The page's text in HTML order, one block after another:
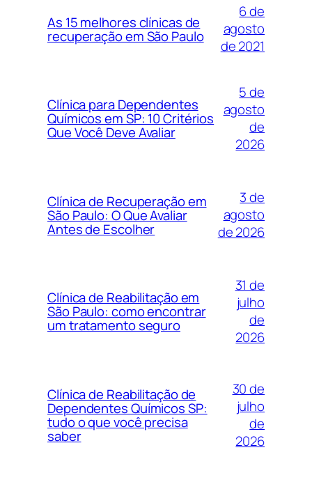
As 15 melhores clínicas de
recuperação em São Paulo
6 de
agosto
de 2021
Clínica para Dependentes
Químicos em SP: 10 Critérios
Que Você Deve Avaliar
5 de
agosto
de
2026
Clínica de Recuperação em
São Paulo: O Que Avaliar
Antes de Escolher
3 de
agosto
de 2026
Clínica de Reabilitação em
São Paulo: como encontrar
um tratamento seguro
31 de
julho
de
2026
Clínica de Reabilitação de
Dependentes Químicos SP:
tudo o que você precisa
saber
30 de
julho
de
2026